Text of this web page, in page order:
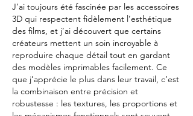
J’ai toujours été fascinée par les accessoires
3D qui respectent fidèlement l’esthétique
des films, et j’ai découvert que certains
créateurs mettent un soin incroyable à
reproduire chaque détail tout en gardant
des modèles imprimables facilement. Ce
que j’apprécie le plus dans leur travail, c’est
la combinaison entre précision et
robustesse : les textures, les proportions et